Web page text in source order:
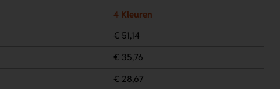
4 Kleuren
€ 51,14
€ 35,76
€ 28,67